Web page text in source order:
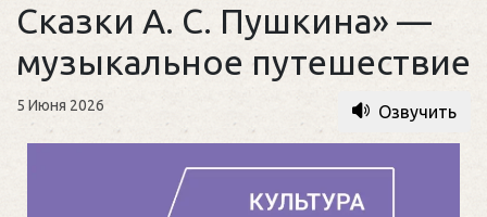
Сказки А. С. Пушкина» —
музыкальное путешествие
5 Июня 2026 Озвучить